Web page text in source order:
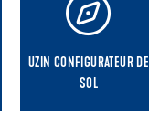
UZIN CONFIGURATEUR DE
SOL